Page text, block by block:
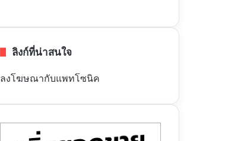
ลิงก์ที่น่าสนใจ
ลงโฆษณากับแพทโซนิค